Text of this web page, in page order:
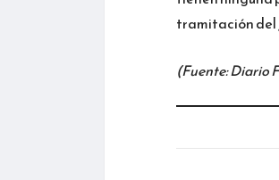
tramitación del
(Fuente: Diario